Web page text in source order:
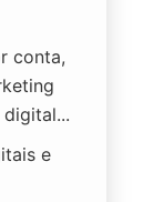
conta,
e